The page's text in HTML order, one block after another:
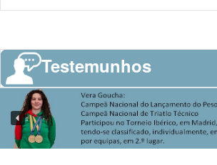
Testemunhos